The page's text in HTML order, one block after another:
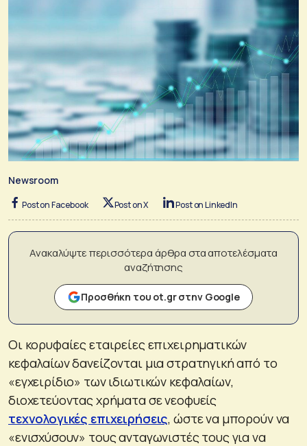
Newsroom
Post on Facebook Post on X Post on LinkedIn
Ανακαλύψτε περισσότερα άρθρα στα αποτελέσματα
αναζήτησης
Προσθήκη του ot.gr στην Google
Οι κορυφαίες εταιρείες επιχειρηματικών
κεφαλαίων δανείζονται μια στρατηγική από το
«εγχειρίδιο» των ιδιωτικών κεφαλαίων,
διοχετεύοντας χρήματα σε νεοφυείς
τεχνολογικές επιχειρήσεις, ώστε να μπορούν να
«ενισχύσουν» τους ανταγωνιστές τους για να